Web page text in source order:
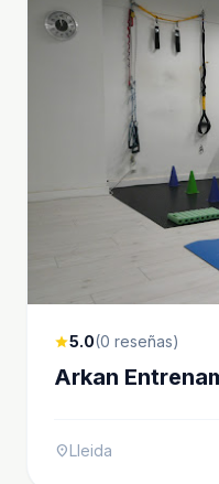
star5.0(0 reseñas)
Arkan
location_onLleida